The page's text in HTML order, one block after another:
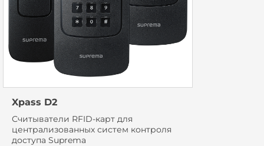
Xpass D2
Считыватели RFID-карт для
централизованных систем контроля
доступа Suprema